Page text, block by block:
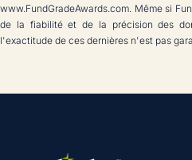
www.FundGradeAwards.com. Même si
de la fiabilité et de la précision des
l'exactitude de ces dernières n'est pas